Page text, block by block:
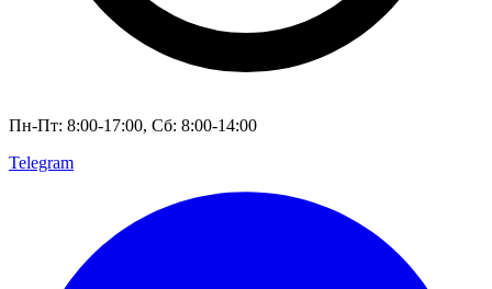
Пн-Пт: 8:00-17:00, Сб: 8:00-14:00
Telegram